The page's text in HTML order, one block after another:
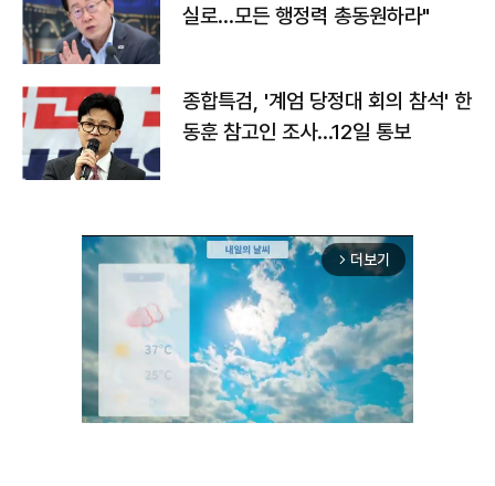
실로…모든 행정력 총동원하라"
종합특검, '계엄 당정대 회의 참석' 한
동훈 참고인 조사...12일 통보
arrow_forward_ios 더보기